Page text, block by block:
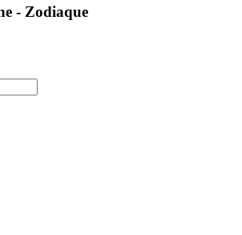
- Zodiaque